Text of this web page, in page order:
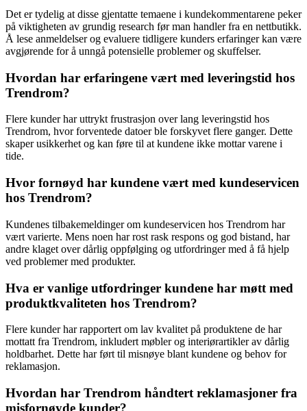
Det er tydelig at disse gjentatte temaene i kundekommentarene peker
på viktigheten av grundig research før man handler fra en nettbutikk.
Å lese anmeldelser og evaluere tidligere kunders erfaringer kan være
avgjørende for å unngå potensielle problemer og skuffelser.
Hvordan har erfaringene vært med leveringstid hos
Trendrom?
Flere kunder har uttrykt frustrasjon over lang leveringstid hos
Trendrom, hvor forventede datoer ble forskyvet flere ganger. Dette
skaper usikkerhet og kan føre til at kundene ikke mottar varene i
tide.
Hvor fornøyd har kundene vært med kundeservicen
hos Trendrom?
Kundenes tilbakemeldinger om kundeservicen hos Trendrom har
vært varierte. Mens noen har rost rask respons og god bistand, har
andre klaget over dårlig oppfølging og utfordringer med å få hjelp
ved problemer med produkter.
Hva er vanlige utfordringer kundene har møtt med
produktkvaliteten hos Trendrom?
Flere kunder har rapportert om lav kvalitet på produktene de har
mottatt fra Trendrom, inkludert møbler og interiørartikler av dårlig
holdbarhet. Dette har ført til misnøye blant kundene og behov for
reklamasjon.
Hvordan har Trendrom håndtert reklamasjoner fra
misfornøyde kunder?